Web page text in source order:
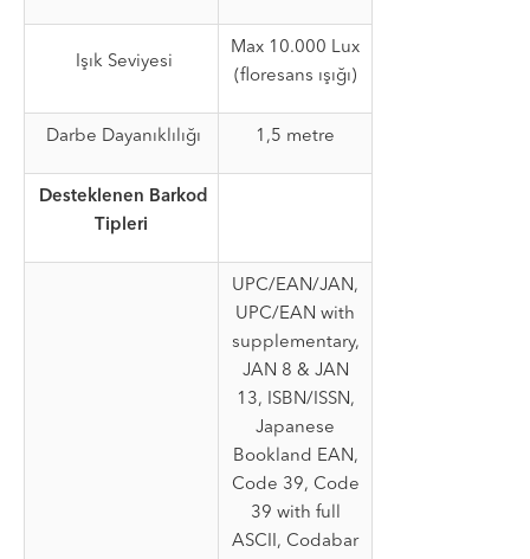
Işık Seviyesi
Max 10.000 Lux
(floresans ışığı)
Darbe Dayanıklılığı 1,5 metre
Desteklenen Barkod
Tipleri
UPC/EAN/JAN,
UPC/EAN with
supplementary,
JAN 8 & JAN
13, ISBN/ISSN,
Japanese
Bookland EAN,
Code 39, Code
39 with full
ASCII, Codabar